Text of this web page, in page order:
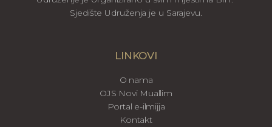
Sjedište Udruženja je u Sarajevu.
LINKOVI
O nama
OJS Novi Muallim
Portal e-ilmijja
Kontakt